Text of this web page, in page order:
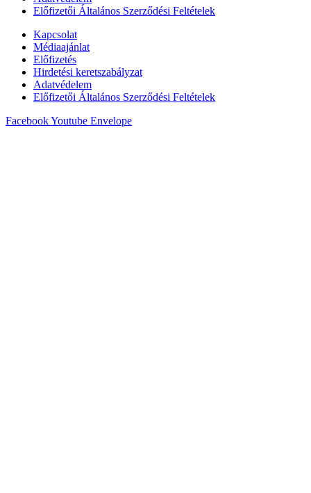
Előfizetői Általános Szerződési Feltételek
Kapcsolat
Médiaajánlat
Előfizetés
Hirdetési keretszabályzat
Adatvédelem
Előfizetői Általános Szerződési Feltételek
FacebookYoutube Envelope